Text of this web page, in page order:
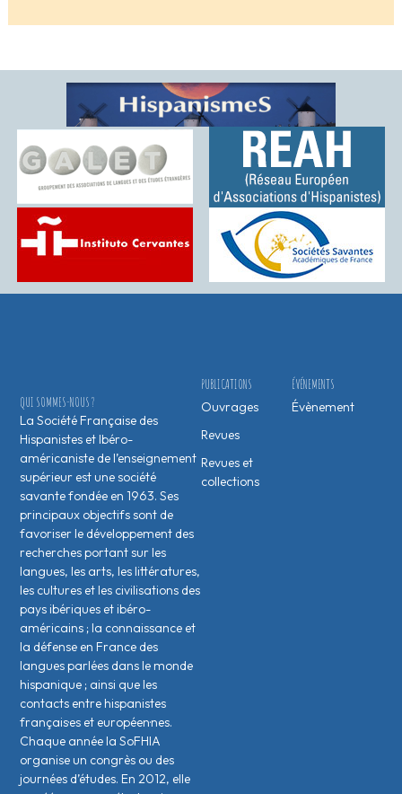
ÉVÉNEMENTS
Évènement
PUBLICATIONS
Ouvrages
Revues
Revues et
collections
QUI SOMMES-NOUS ?
La Société Française des
Hispanistes et Ibéro-
américaniste de l’enseignement
supérieur est une société
savante fondée en 1963. Ses
principaux objectifs sont de
favoriser le développement des
recherches portant sur les
langues, les arts, les littératures,
les cultures et les civilisations des
pays ibériques et ibéro-
américains ; la connaissance et
la défense en France des
langues parlées dans le monde
hispanique ; ainsi que les
contacts entre hispanistes
français·es et européen·nes.
Chaque année la SoFHIA
organise un congrès ou des
journées d’études. En 2012, elle